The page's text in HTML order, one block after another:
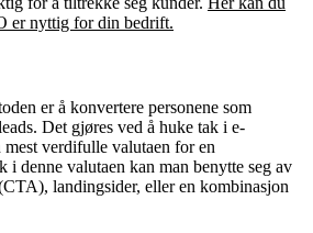
er nyttig for din bedrift.
er å konvertere personene som
Det gjøres ved å huke tak i e-
mest verdifulle valutaen for en
i denne valutaen kan man benytte seg av
landingsider, eller en kombinasjon